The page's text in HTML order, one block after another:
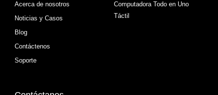
Acerca de nosotros
Noticias y Casos
Blog
Contáctenos
Soporte
Computadora Todo en Uno
Táctil